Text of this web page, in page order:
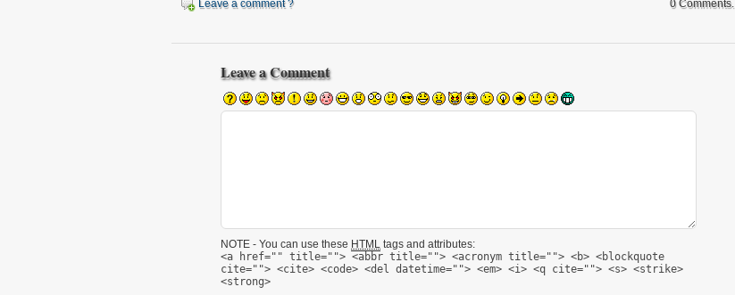
Leave a comment ? 0 Comments.
Leave a Comment
NOTE - You can use these HTML tags and attributes:
<a href="" title=""> <abbr title=""> <acronym title=""> <b> <blockquote
cite=""> <cite> <code> <del datetime=""> <em> <i> <q cite=""> <s> <strike>
<strong>